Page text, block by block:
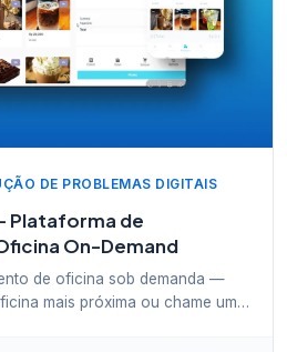
DE PROBLEMAS DIGITAIS
Plataforma de
On-Demand
de oficina sob demanda —
mais próxima ou chame um